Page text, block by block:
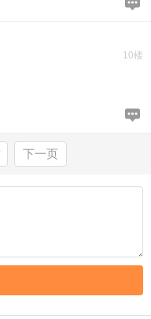
10楼
下一页